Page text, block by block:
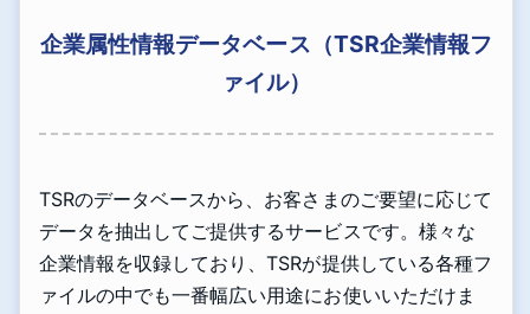
企業属性情報データベース（TSR企業情報フ
ァイル）
TSRのデータベースから、お客さまのご要望に応じて
データを抽出してご提供するサービスです。様々な
企業情報を収録しており、TSRが提供している各種フ
ァイルの中でも一番幅広い用途にお使いいただけま